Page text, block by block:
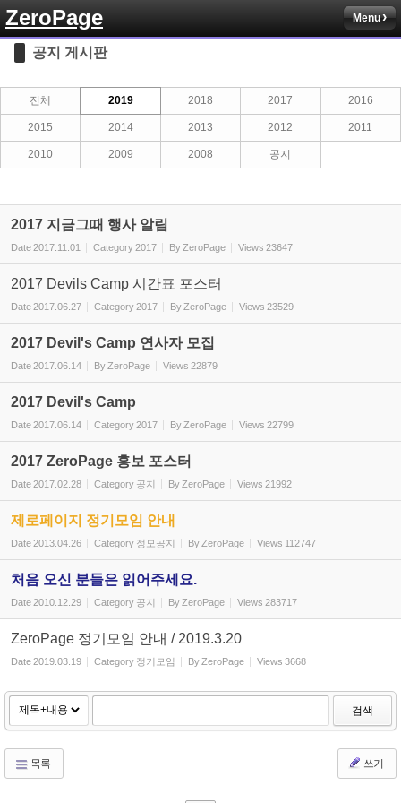
ZeroPage Menu
공지 게시판
전체 2019 2018 2017 2016
2015 2014 2013 2012 2011
2010 2009 2008 공지
2017 지금그때 행사 알림
Date2017.11.01 Category2017 By ZeroPage Views 23647
2017 Devils Camp 시간표 포스터
Date2017.06.27 Category2017 By ZeroPage Views 23529
2017 Devil's Camp 연사자 모집
Date2017.06.14 By ZeroPage Views 22879
2017 Devil's Camp
Date2017.06.14 Category2017 By ZeroPage Views 22799
2017 ZeroPage 홍보 포스터
Date2017.02.28 Category 공지 By ZeroPage Views 21992
제로페이지 정기모임 안내
Date2013.04.26 Category 정모공지 By ZeroPage Views 112747
처음 오신 분들은 읽어주세요.
Date2010.12.29 Category 공지 By ZeroPage Views 283717
ZeroPage 정기모임 안내 / 2019.3.20
Date2019.03.19 Category 정기모임 By ZeroPage Views 3668
검색
목록 쓰기
Sketchbook5, 스케치북5
Sketchbook5, 스케치북5